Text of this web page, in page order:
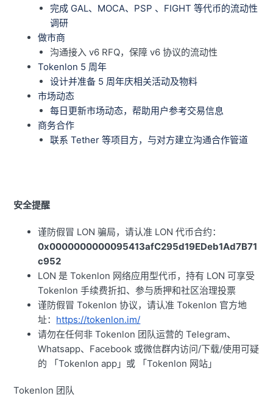
完成 GAL、MOCA、PSP 、FIGHT 等代币的流动性
调研
做市商
沟通接入 v6 RFQ，保障 v6 协议的流动性
Tokenlon 5 周年
设计并准备 5 周年庆相关活动及物料
市场动态
每日更新市场动态，帮助用户参考交易信息
商务合作
联系 Tether 等项目方，与对方建立沟通合作管道
安全提醒
谨防假冒 LON 骗局，请认准 LON 代币合约：
0x0000000000095413afC295d19EDeb1Ad7B71
c952
LON 是 Tokenlon 网络应用型代币，持有 LON 可享受
Tokenlon 手续费折扣、参与质押和社区治理投票
谨防假冒 Tokenlon 协议，请认准 Tokenlon 官方地
址： https://tokenlon.im/
请勿在任何非 Tokenlon 团队运营的 Telegram、
Whatsapp、Facebook 或微信群内访问/下载/使用可疑
的 「Tokenlon app」或 「Tokenlon 网站」
Tokenlon 团队